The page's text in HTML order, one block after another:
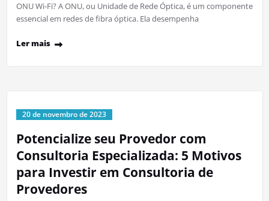
ONU Wi-Fi? A ONU, ou Unidade de Rede Óptica, é um componente
essencial em redes de fibra óptica. Ela desempenha
Ler mais
20 de novembro de 2023
Potencialize seu Provedor com
Consultoria Especializada: 5 Motivos
para Investir em Consultoria de
Provedores